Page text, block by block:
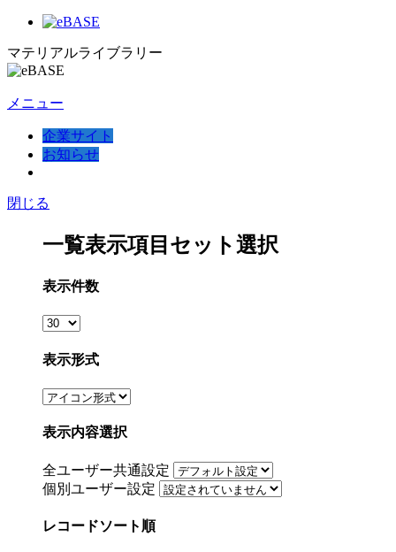
マテリアルライブラリー
メニュー
企業サイト
お知らせ
閉じる
一覧表示項目セット選択
表示件数
表示形式
表示内容選択
全ユーザー共通設定
個別ユーザー設定
レコードソート順